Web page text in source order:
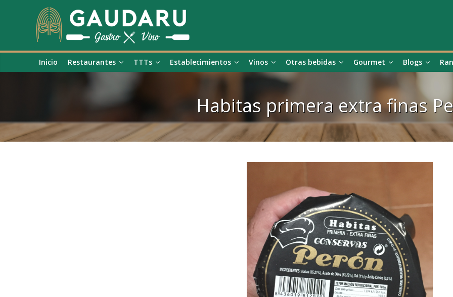
Inicio Restaurantes TTTs Establecimientos Vinos Otras bebidas Gourmet Blogs
Habitas primera extra finas